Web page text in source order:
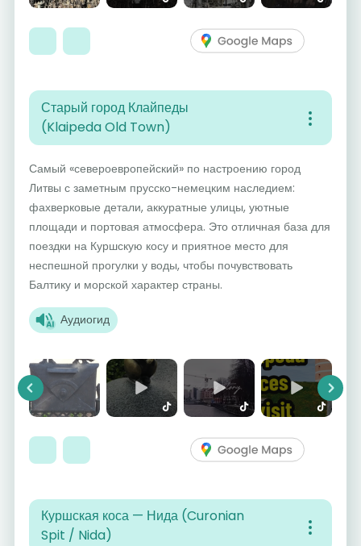
Старый город Клайпеды
(Klaipeda Old Town)
Самый «североевропейский» по настроению город
Литвы с заметным прусско-немецким наследием:
фахверковые детали, аккуратные улицы, уютные
площади и портовая атмосфера. Это отличная база для
поездки на Куршскую косу и приятное место для
неспешной прогулки у воды, чтобы почувствовать
Балтику и морской характер страны.
Аудиогид
Previous Next
Куршская коса — Нида (Curonian
Spit / Nida)